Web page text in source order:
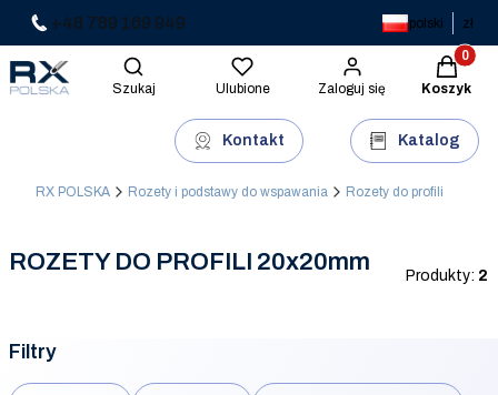
+48 789 169 949 polski zł
Otwórz wyszukiwarkę
Szukaj Ulubione Zaloguj się Koszyk
Kontakt Katalog
RX POLSKA Rozety i podstawy do wspawania Rozety do profili
ROZETY DO PROFILI 20x20mm
Produkty: 2
Filtry